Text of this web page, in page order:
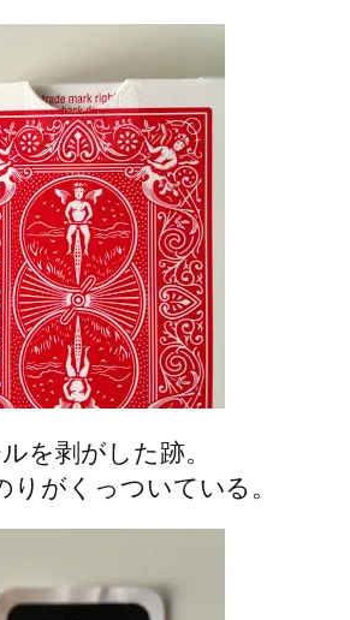
を剥がした跡。
りがくっついている。